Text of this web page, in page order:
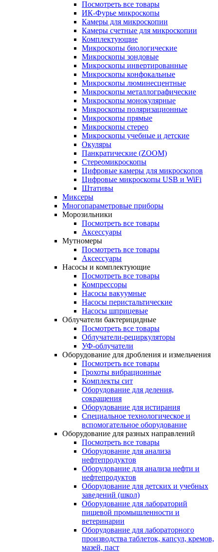
Посмотреть все товары
ИК-Фурье микроскопы
Камеры для микроскопии
Камеры счетные для микроскопии
Комплектующие
Микроскопы биологические
Микроскопы зондовые
Микроскопы инвертированные
Микроскопы конфокальные
Микроскопы люминесцентные
Микроскопы металлографические
Микроскопы монокулярные
Микроскопы поляризационные
Микроскопы прямые
Микроскопы стерео
Микроскопы учебные и детские
Окуляры
Панкратические (ZOOM)
Стереомикроскопы
Цифровые камеры для микроскопов
Цифровые микроскопы USB и WiFi
Штативы
Миксеры
Многопараметровые приборы
Морозильники
Посмотреть все товары
Аксессуары
Мутномеры
Посмотреть все товары
Аксессуары
Насосы и комплектующие
Посмотреть все товары
Компрессоры
Насосы вакуумные
Насосы перистальтические
Насосы шприцевые
Облучатели бактерицидные
Посмотреть все товары
Облучатели-рециркуляторы
УФ-облучатели
Оборудование для дробления и измельчения
Посмотреть все товары
Грохоты вибрационные
Комплекты сит
Оборудование для деления,
сокращения
Оборудование для истирания
Специальное технологическое и
вспомогательное оборудование
Оборудование для разных направлений
Посмотреть все товары
Оборудование для анализа
нефтепродуктов
Оборудование для анализа нефти и
нефтепродуктов
Оборудование для детских и учебных
заведений (школ)
Оборудование для лабораторий
пищевой промышленности и
ветеринарии
Оборудование для лабораторного
производства таблеток, капсул, кремов,
мазей, паст